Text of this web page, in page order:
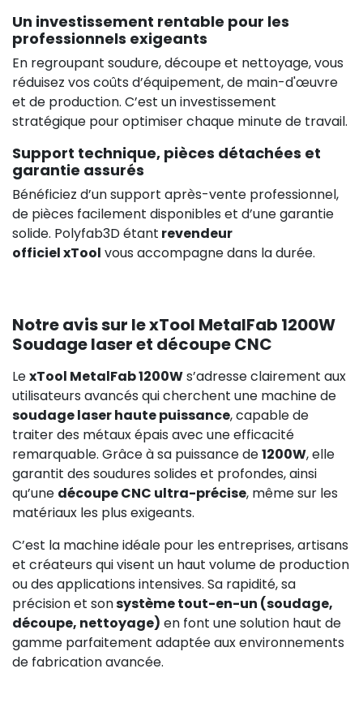
Un investissement rentable pour les
professionnels exigeants
En regroupant soudure, découpe et nettoyage, vous
réduisez vos coûts d’équipement, de main-d'œuvre
et de production. C’est un investissement
stratégique pour optimiser chaque minute de travail.
Support technique, pièces détachées et
garantie assurés
Bénéficiez d’un support après-vente professionnel,
de pièces facilement disponibles et d’une garantie
solide. Polyfab3D étant revendeur
officiel xTool vous accompagne dans la durée.
Notre avis sur le xTool MetalFab 1200W
Soudage laser et découpe CNC
LexTool MetalFab 1200Ws’adresse clairement aux
utilisateurs avancés qui cherchent une machine de
soudage laser haute puissance, capable de
traiter des métaux épais avec une efficacité
remarquable. Grâce à sa puissance de1200W, elle
garantit des soudures solides et profondes, ainsi
qu’une découpe CNC ultra-précise, même sur les
matériaux les plus exigeants.
C’est la machine idéale pour les entreprises, artisans
et créateurs qui visent un haut volume de production
ou des applications intensives. Sa rapidité, sa
précision et sonsystème tout-en-un (soudage,
découpe, nettoyage) en font une solution haut de
gamme parfaitement adaptée aux environnements
de fabrication avancée.